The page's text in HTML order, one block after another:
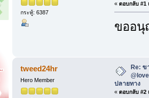
กระทู้: 6387
« ตอบกลับ #1
ขออนุ
tweed24hr
Hero Member
Re:
ปลายทาง
« ตอบกลับ #2